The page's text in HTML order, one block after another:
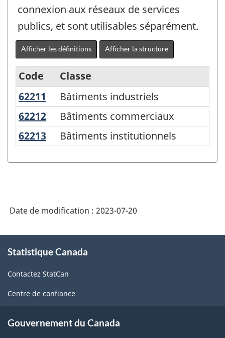
connexion aux réseaux de services
publics, et sont utilisables séparément.
Afficher les définitions Afficher la structure
Système
de
classification
des
produits
du
Nord
(SCPAN)
2022
version
-
Code
Classe
62211
Bâtiments industriels
Bâtiments industriels
62212 Bâtiments commerciaux
Bâtiments commerciaux
62213 Bâtiments institutionnels
Bâtiments institutionnels
Date de modification : 2023-07-20
propos
ce
site
Statistique Canada
Contactez StatCan
Centre de confiance
Gouvernement du Canada